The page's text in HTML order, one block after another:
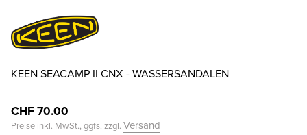
KEEN SEACAMP II CNX - WASSERSANDALEN
CHF 70.00
Preise inkl. MwSt., ggfs. zzgl. Versand